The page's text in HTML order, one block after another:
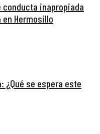
conducta inapropiada
Hermosillo
¿Qué se espera este